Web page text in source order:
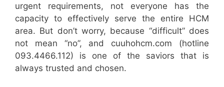
urgent requirements, not everyone has the
capacity to effectively serve the entire HCM
area. But don’t worry, because “difficult” does
not mean “no”, and cuuhohcm.com (hotline
093.4466.112) is one of the saviors that is
always trusted and chosen.